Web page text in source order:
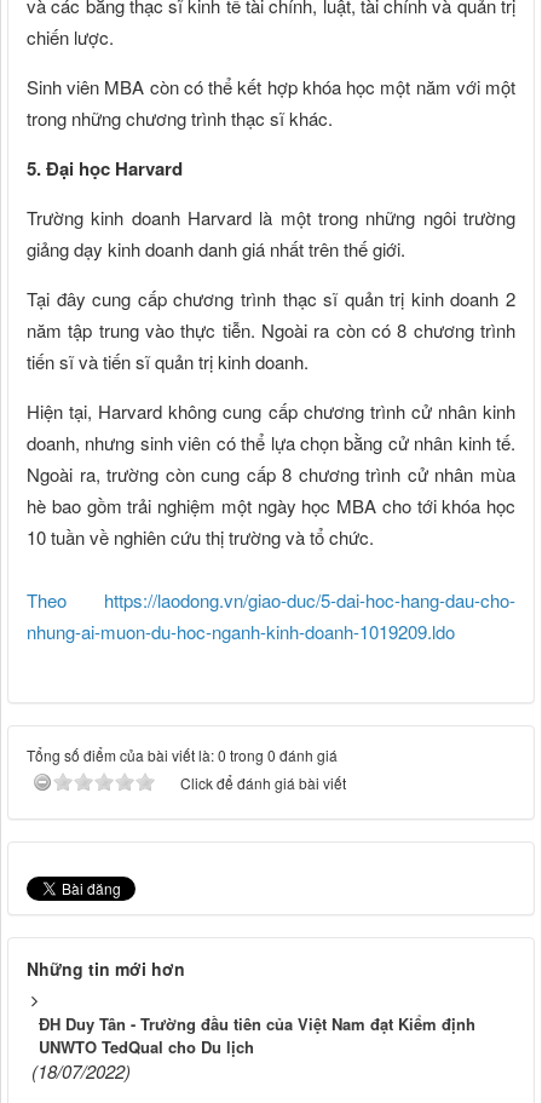
và các bằng thạc sĩ kinh tế tài chính, luật, tài chính và quản trị
chiến lược.
Sinh viên MBA còn có thể kết hợp khóa học một năm với một
trong những chương trình thạc sĩ khác.
5. Đại học Harvard
Trường kinh doanh Harvard là một trong những ngôi trường
giảng dạy kinh doanh danh giá nhất trên thế giới.
Tại đây cung cấp chương trình thạc sĩ quản trị kinh doanh 2
năm tập trung vào thực tiễn. Ngoài ra còn có 8 chương trình
tiến sĩ và tiến sĩ quản trị kinh doanh.
Hiện tại, Harvard không cung cấp chương trình cử nhân kinh
doanh, nhưng sinh viên có thể lựa chọn bằng cử nhân kinh tế.
Ngoài ra, trường còn cung cấp 8 chương trình cử nhân mùa
hè bao gồm trải nghiệm một ngày học MBA cho tới khóa học
10 tuần về nghiên cứu thị trường và tổ chức.
Theo https://laodong.vn/giao-duc/5-dai-hoc-hang-dau-cho-
nhung-ai-muon-du-hoc-nganh-kinh-doanh-1019209.ldo
Tổng số điểm của bài viết là: 0 trong 0 đánh giá
Click để đánh giá bài viết
Những tin mới hơn
ĐH Duy Tân - Trường đầu tiên của Việt Nam đạt Kiểm định
UNWTO TedQual cho Du lịch
(18/07/2022)